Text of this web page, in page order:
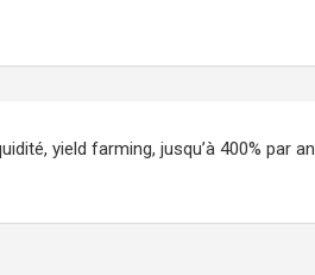
yield farming, jusqu’à 400% par an